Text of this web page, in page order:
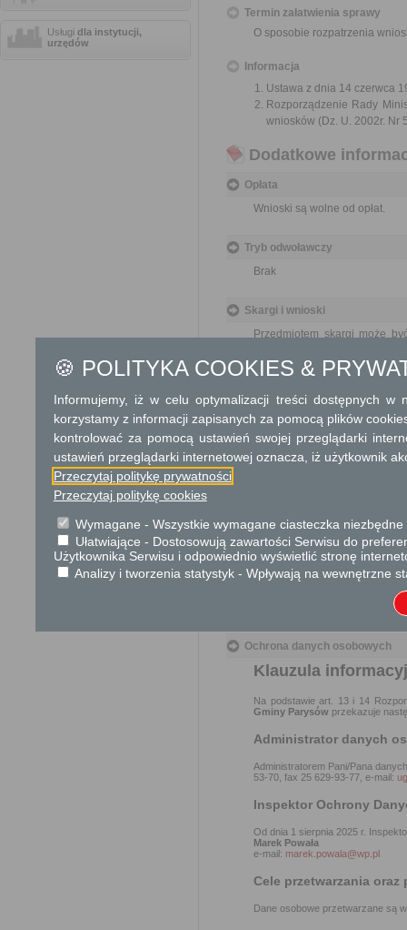
Usługi dla instytucji,
urzędów
Termin załatwienia sprawy
O sposobie rozpatrzenia
Informacja
Ustawa z dnia 14 czerwca
Rozporządzenie Rady
wniosków (Dz. U. 2002r. Nr
Dodatkowe
Opłata
Wnioski są wolne od opłat.
Tryb odwoławczy
Brak
Skargi i wnioski
Przedmiotem skargi może
spraw.
usprawnienie pracy i
Organ właściwy dla
miesiąca.
Podstawa prawna
Ustawa z dnia 14
Rozporządzenie
skarg i wniosków (Dz.
Ochrona danych osobowych
Klauzula
Na podstawie art. 13 i 14
Gminy Parysów przekazuje
Administrator danych
Administratorem Pani/Pana
53-70, fax 25 629-93-77, e-mail:
Inspektor Ochrony
Od dnia 1 sierpnia 2025 r.
Marek Powała
e-mail: marek.powala@wp.pl
Cele przetwarzania oraz
Dane osobowe przetwarzane są
🍪 POLITYKA COOKIES &
Informujemy, iż w celu optymalizacji treści dostępnych w
korzystamy z informacji zapisanych za pomocą plików
kontrolować za pomocą ustawień swojej przeglądarki
ustawień przeglądarki internetowej oznacza, iż użytkownik
Przeczytaj politykę prywatności
Przeczytaj politykę cookies
Wymagane - Wszystkie wymagane ciasteczka
Ułatwiające - Dostosowują zawartości Serwisu do
Użytkownika Serwisu i odpowiednio wyświetlić stronę
Analizy i tworzenia statystyk - Wpływają na wewnętrzne